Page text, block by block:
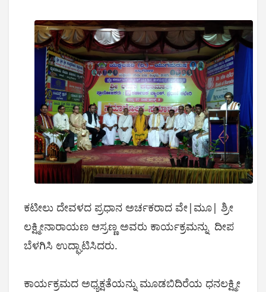
ಕಟೀಲು ದೇವಳದ ಪ್ರಧಾನ ಅರ್ಚಕರಾದ ವೇ|ಮೂ| ಶ್ರೀ
ಲಕ್ಷ್ಮೀನಾರಾಯಣ ಆಸ್ರಣ್ಣ ಅವರು ಕಾರ್ಯಕ್ರಮನ್ನು ದೀಪ
ಬೆಳಗಿಸಿ ಉದ್ಘಾಟಿಸಿದರು.
ಕಾರ್ಯಕ್ರಮದ ಅಧ್ಯಕ್ಷತೆಯನ್ನು ಮೂಡಬಿದಿರೆಯ ಧನಲಕ್ಷ್ಮೀ